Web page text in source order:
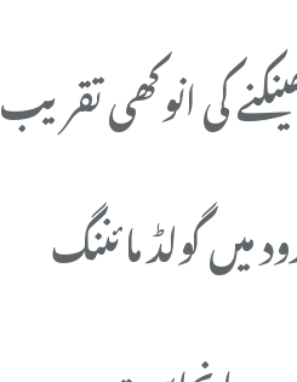
کی انوکھی تقریب
میں گولڈ مائننگ